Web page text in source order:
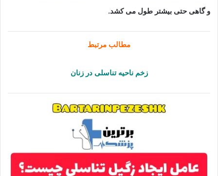
و گاهی حتی بیشتر طول می کشد.
مطالب مرتبط
زخم ناحیه تناسلی در زنان